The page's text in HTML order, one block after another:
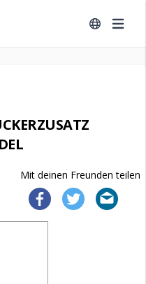
Mit deinen Freunden teilen